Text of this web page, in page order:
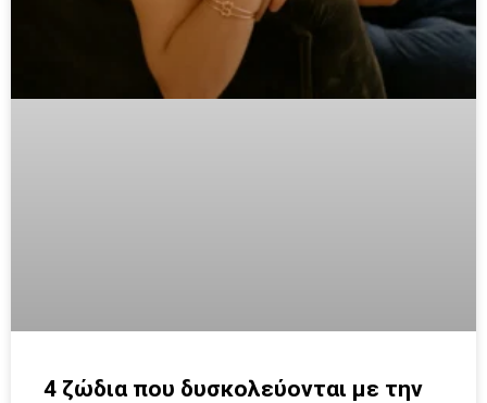
4 ζώδια που δυσκολεύονται με την